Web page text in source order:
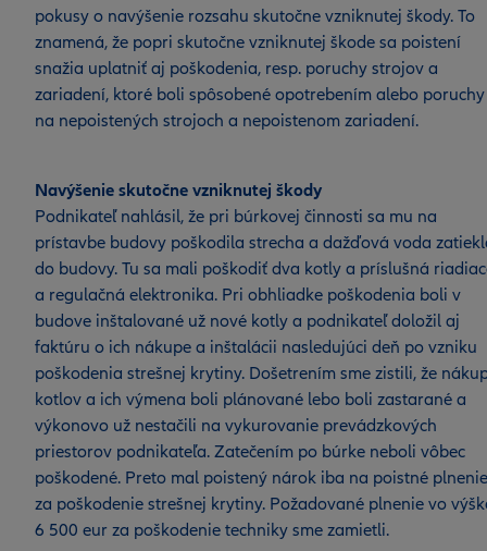
pokusy o navýšenie rozsahu skutočne vzniknutej škody. To
znamená, že popri skutočne vzniknutej škode sa poistení
snažia uplatniť aj poškodenia, resp. poruchy strojov a
zariadení, ktoré boli spôsobené opotrebením alebo poruchy
na nepoistených strojoch a nepoistenom zariadení.
Navýšenie skutočne vzniknutej škody
Podnikateľ nahlásil, že pri búrkovej činnosti sa mu na
prístavbe budovy poškodila strecha a dažďová voda
do budovy. Tu sa mali poškodiť dva kotly a príslušná
a regulačná elektronika. Pri obhliadke poškodenia boli v
budove inštalované už nové kotly a podnikateľ doložil aj
faktúru o ich nákupe a inštalácii nasledujúci deň po vzniku
poškodenia strešnej krytiny. Došetrením sme zistili, že
kotlov a ich výmena boli plánované lebo boli zastarané a
výkonovo už nestačili na vykurovanie prevádzkových
priestorov podnikateľa. Zatečením po búrke neboli vôbec
poškodené. Preto mal poistený nárok iba na poistné plnenie
za poškodenie strešnej krytiny. Požadované plnenie vo
6 500 eur za poškodenie techniky sme zamietli.